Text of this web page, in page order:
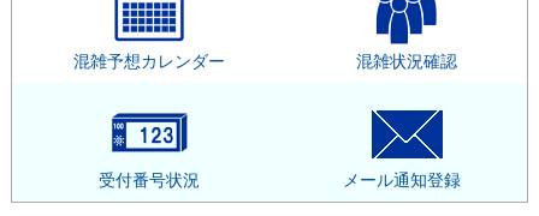
区役所フロアマップ
混雑予想カレンダー 混雑状況確認
受付番号状況 メール通知登録